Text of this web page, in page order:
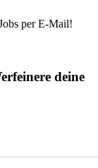
per E-Mail!
deine